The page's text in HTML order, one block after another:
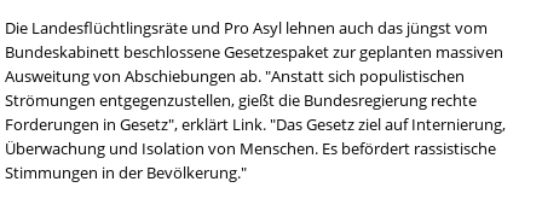
Die Landesflüchtlingsräte und Pro Asyl lehnen auch das jüngst vom
Bundeskabinett beschlossene Gesetzespaket zur geplanten massiven
Ausweitung von Abschiebungen ab. "Anstatt sich populistischen
Strömungen entgegenzustellen, gießt die Bundesregierung rechte
Forderungen in Gesetz", erklärt Link. "Das Gesetz ziel auf Internierung,
Überwachung und Isolation von Menschen. Es befördert rassistische
Stimmungen in der Bevölkerung."